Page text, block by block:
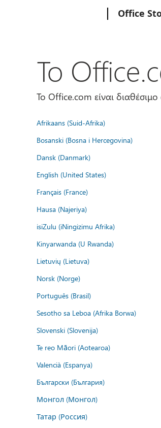
Office
Το
Το Office.com είναι
Afrikaans (Suid-Afrika)
Bosanski (Bosna i Hercegovina)
Dansk (Danmark)
English (United States)
Français (France)
Hausa (Najeriya)
isiZulu (iNingizimu Afrika)
Kinyarwanda (U Rwanda)
Lietuvių (Lietuva)
Norsk (Norge)
Português (Brasil)
Sesotho sa Leboa (Afrika Borwa)
Slovenski (Slovenija)
Te reo Māori (Aotearoa)
Valencià (Espanya)
Български (България)
Монгол (Монгол)
Татар (Россия)